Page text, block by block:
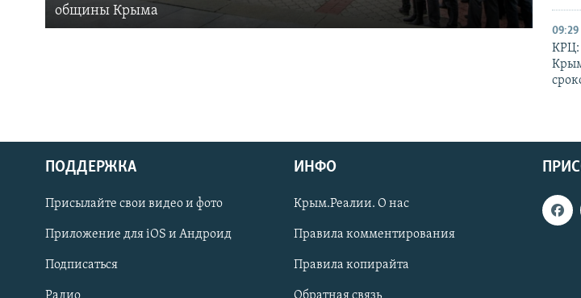
Українською
Qırımtatar
ПРИСОЕДИНЯЙТЕСЬ!
общины Крыма
09:29
КРЦ:
ПОДДЕРЖКА
Присылайте свои видео и фото
Приложение для iOS и Андроид
Подписаться
ИНФО
Крым.Реалии. О нас
Правила комментирования
Правила копирайта